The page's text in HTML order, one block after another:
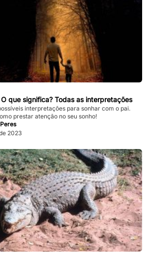
que significa? Todas as interpretações
interpretações para sonhar com o pai.
prestar atenção no seu sonho!
2023